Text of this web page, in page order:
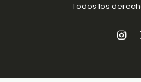
Todos los